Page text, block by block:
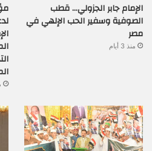
الإمام جابر الجزولي… قطب
الصوفية وسفير الحب الإلهي في
مصر
منذ 3 أيام